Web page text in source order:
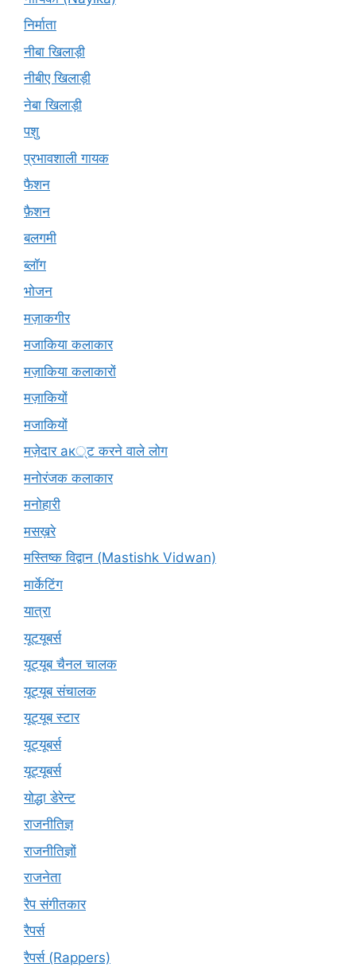
निर्माता
नीबा खिलाड़ी
नीबीए खिलाड़ी
नेबा खिलाड़ी
पशु
प्रभावशाली गायक
फैशन
फ़ैशन
बलगमी
ब्लॉग
भोजन
मज़ाकगीर
मजाकिया कलाकार
मज़ाकिया कलाकारों
मज़ाकियों
मजाकियों
मज़ेदार ак्ट करने वाले लोग
मनोरंजक कलाकार
मनोहारी
मसख़रे
मस्तिष्क विद्वान (Mastishk Vidwan)
मार्केटिंग
यात्रा
यूटयूबर्स
यूट्यूब चैनल चालक
यूट्यूब संचालक
यूट्यूब स्टार
यूट्‍यूबर्स
यूट्यूबर्स
योद्धा डेरेन्ट
राजनीतिज्ञ
राजनीतिज्ञों
राजनेता
रैप संगीतकार
रैपर्स
रैपर्स (Rappers)